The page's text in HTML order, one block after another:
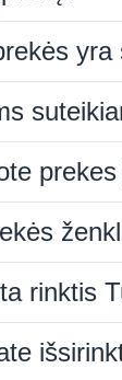
yra
rinktis